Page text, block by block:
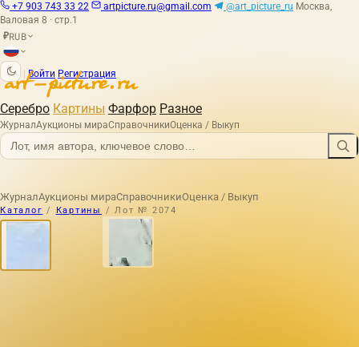
+7 903 743 33 22 artpicture.ru@gmail.com @art_picture_ru Москва,
Валовая 8 · стр.1
₽RUB
Войти Регистрация
Серебро Картины Фарфор Разное
ЖурналАукционы мираСправочникиОценка / Выкуп
ЖурналАукционы мираСправочникиОценка / Выкуп
Каталог / Картины / Лот № 2074